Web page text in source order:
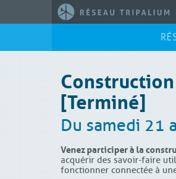
[Terminé]
Du samedi 21
Venez participer à la
acquérir des savoir-faire
fonctionner connectée à